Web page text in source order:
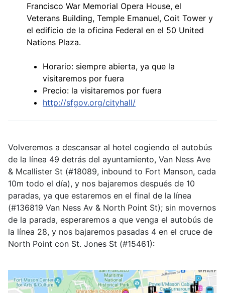
Francisco War Memorial Opera House, el
Veterans Building, Temple Emanuel, Coit Tower y
el edificio de la oficina Federal en el 50 United
Nations Plaza.
Horario: siempre abierta, ya que la
visitaremos por fuera
Precio: la visitaremos por fuera
http://sfgov.org/cityhall/
Volveremos a descansar al hotel cogiendo el autobús
de la línea 49 detrás del ayuntamiento, Van Ness Ave
& Mcallister St (#18089, inbound to Fort Manson, cada
10m todo el día), y nos bajaremos después de 10
paradas, ya que estaremos en el final de la línea
(#136819 Van Ness Av & North Point St); sin movernos
de la parada, esperaremos a que venga el autobús de
la línea 28, y nos bajaremos pasadas 4 en el cruce de
North Point con St. Jones St (#15461):